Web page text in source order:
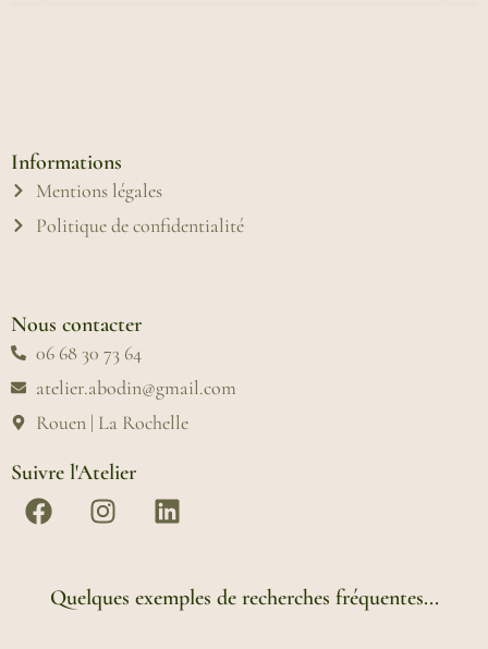
Informations
Mentions légales
Politique de confidentialité
Nous contacter
06 68 30 73 64
atelier.abodin@gmail.com
Rouen | La Rochelle
Suivre l'Atelier
Quelques exemples de recherches fréquentes...